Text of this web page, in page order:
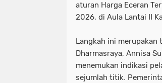
aturan Harga Eceran
2026, di Aula Lantai II
Langkah ini
Dharmasraya, Annisa
menemukan indikasi
sejumlah titik.